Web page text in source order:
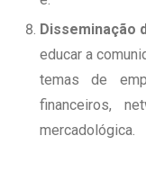
Disseminação
educar a
temas de
financeiros,
mercadológica.